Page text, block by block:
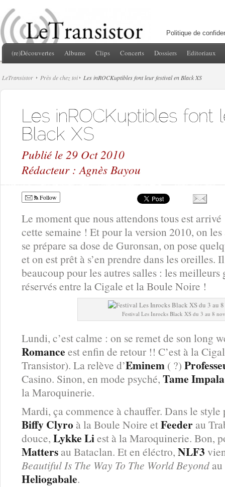
Politique de
(re)Découvertes Albums Clips Concerts Dossiers Editoriaux
LeTransistor Près de chez toi Les inROCKuptibles font leur festival en Black XS
Publié le 29 Oct 2010
Rédacteur : Agnès Bayou
Follow
Le moment que nous attendons tous est
cette semaine ! Et pour la version 2010, on
se prépare sa dose de Guronsan, on pose
et on est prêt à s’en prendre dans les oreilles.
beaucoup pour les autres salles : les
réservés entre la Cigale et la Boule Noire !
Festival Les Inrocks Black XS du 3 au 8
Lundi, c’est calme : on se remet de son long
Romance est enfin de retour !! C’est à la
Transistor). La relève d’Eminem ( ?)
Casino. Sinon, en mode psyché, Tame Impala
la Maroquinerie.
Mardi, ça commence à chauffer. Dans le style
Biffy Clyro à la Boule Noire etFeeder au
douce, Lykke Liest à la Maroquinerie. Bon,
Matters au Bataclan. Et en éléctro, NLF3
Beautiful Is The Way To The World Beyondau
Heliogabale.